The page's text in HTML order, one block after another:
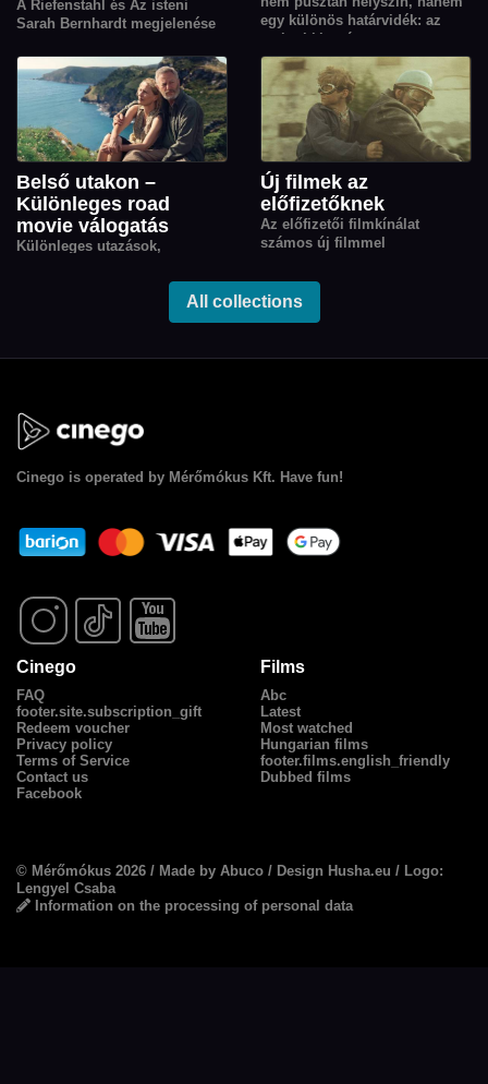
A Riefenstahl és Az isteni
Sarah Bernhardt megjelenése
bemutató életrajzi- és
dokumentumfil­mjeinkből
válogattunk.
egy különös határvidék: az
emberi kitartás, a
szabadságvágy és az
egymásra utaltság
történeteinek elementáris erejű
szereplője.
Belső utakon –
Különleges road
movie válogatás
Különleges utazások,
megtétele egyben önismereti
legizgalmasabb kortárs road
Új filmek az
előfizetőknek
Az előfizetői filmkínálat
számos új filmmel
All collections
Cinego is operated by Mérőmókus Kft. Have fun!
Cinego
FAQ
footer.site.subscription_gift
Redeem voucher
Privacy policy
Terms of Service
Contact us
Facebook
Films
Abc
Latest
Most watched
Hungarian films
footer.films.english_friendly
Dubbed films
© Mérőmókus 2026 / Made by Abuco / Design Husha.eu / Logo:
Lengyel Csaba
Information on the processing of personal data